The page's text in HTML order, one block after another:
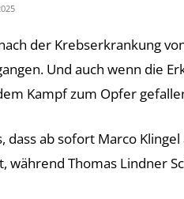
der Krebserkrankung
Und auch wenn die
Kampf zum Opfer
dass ab sofort Marco Klingel
während Thomas Lindner